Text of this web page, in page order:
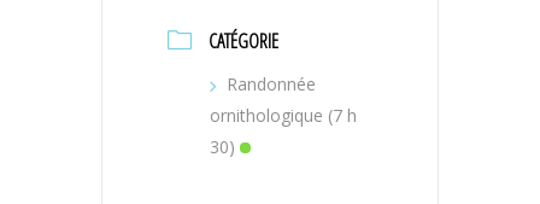
CATÉGORIE
Randonnée
ornithologique (7 h
30)